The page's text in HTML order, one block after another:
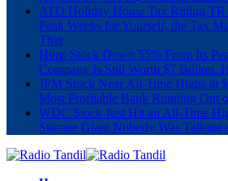
ATO Holiday Home Tax Ruling
Peak Weeks for Yourself, the Tax
That
Hims Stock Down 55% From Its
Company Is Still Worth $7 Billion.
JPM Stock Near All-Time Highs at
Most Profitable Bank Running Out
WDC Stock Just Hit an All-Time
Storage Giant Nobody Was Talking